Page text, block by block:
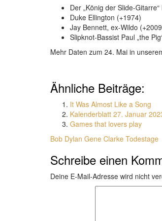
Der „König der Slide-
Duke Ellington (+1974)
Jay Bennett, ex-Wildo
Slipknot-Bassist Paul „the
Mehr Daten zum 24. Mai in
Ähnliche Beiträge:
It Was Almost Like a Song
Kalenderblatt 27. Januar
Games that lovers play
Bob Dylan Gene Clarke Todestage
Schreibe einen
Deine E-Mail-Adresse wird nicht